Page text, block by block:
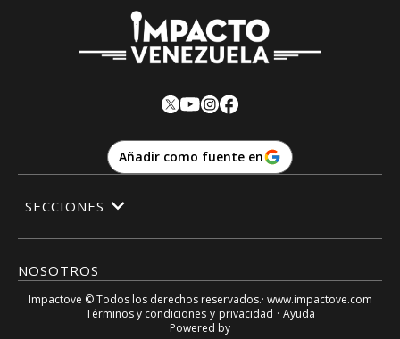
Añadir como fuente en
NOSOTROS
SECCIONES
Impactove © Todos los derechos reservados.· www.impactove.com
Términos y condiciones y privacidad · Ayuda
Powered by